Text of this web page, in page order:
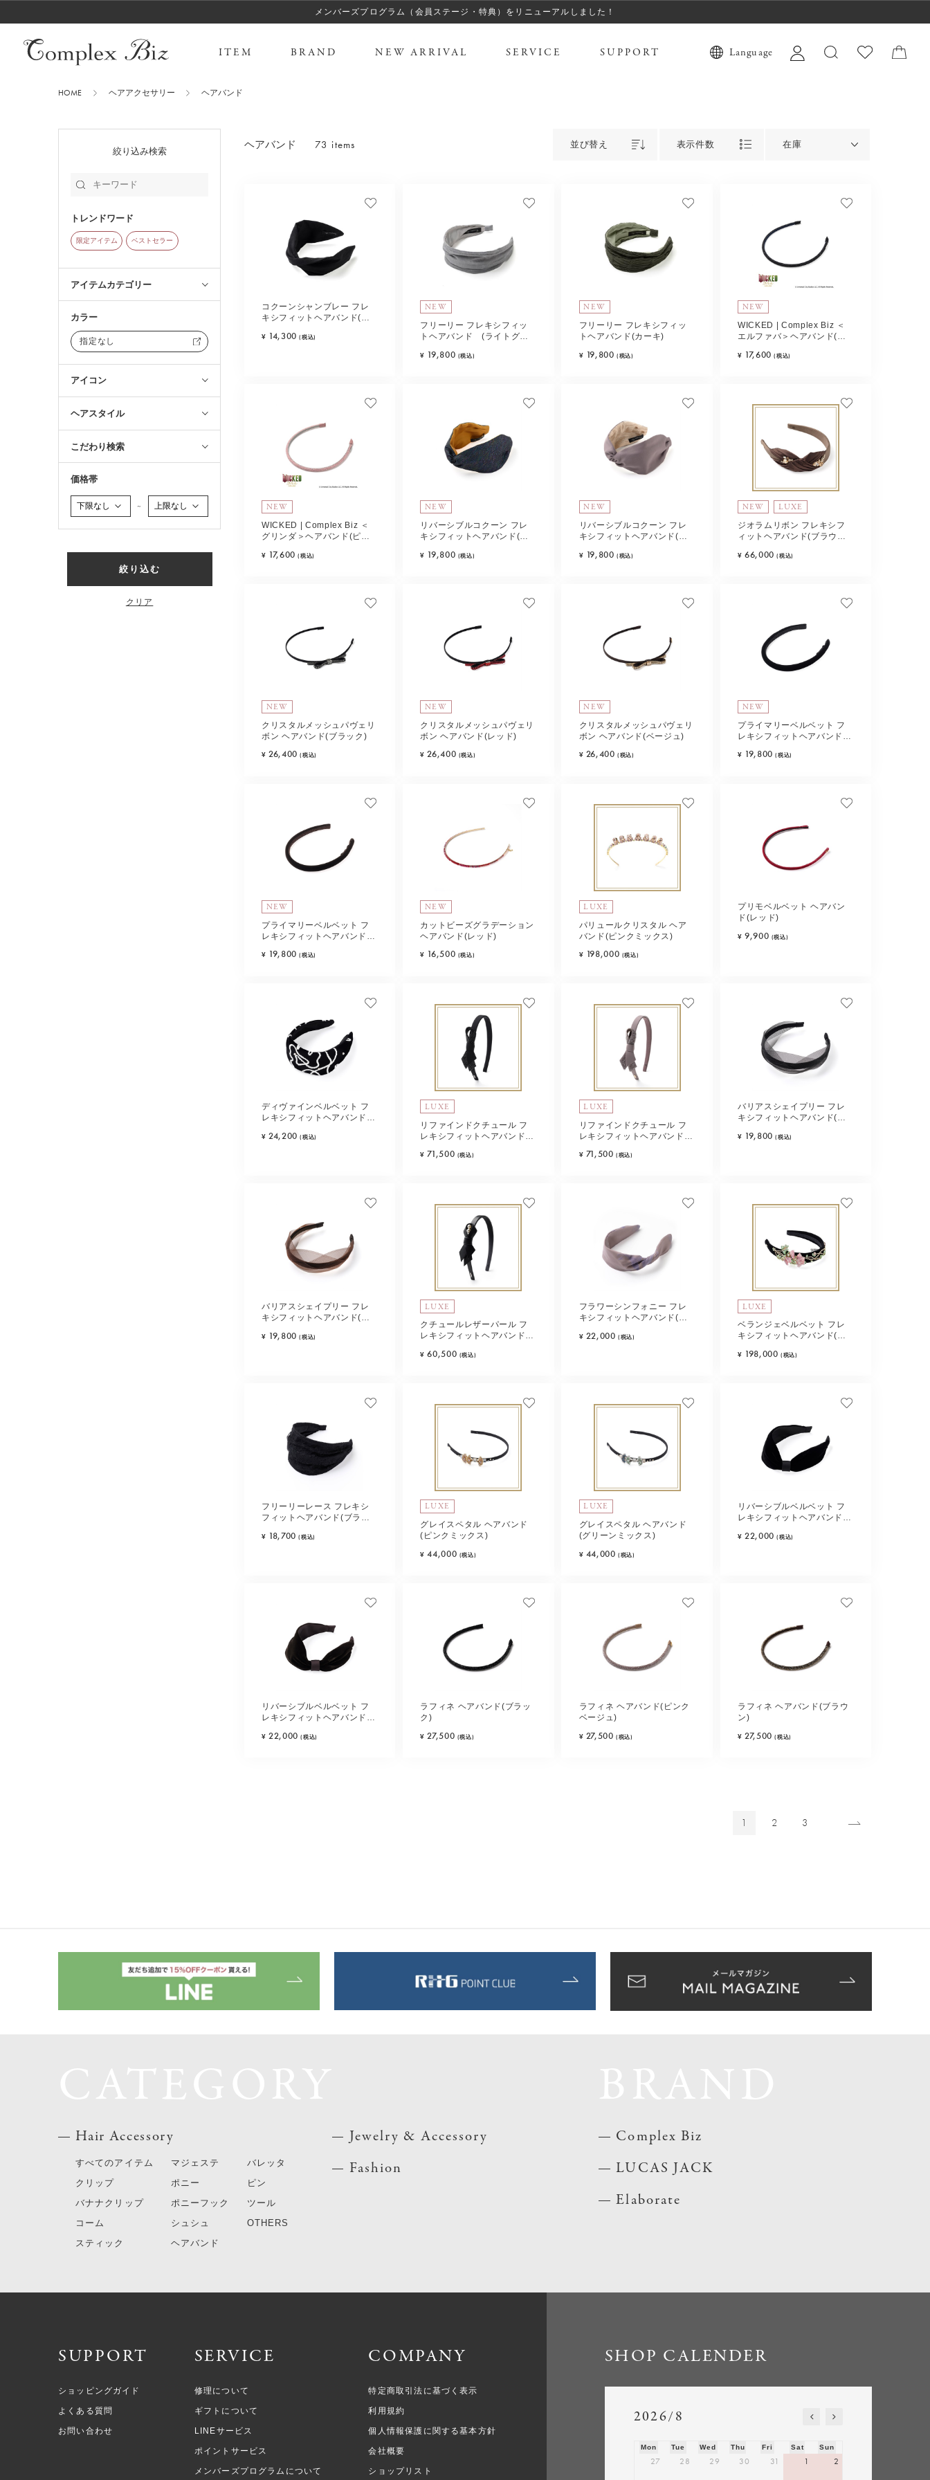
メンバーズプログラム（会員ステージ・特典）をリニューアルしました！
ITEM BRAND NEW ARRIVAL SERVICE SUPPORT Language
HOME ヘアアクセサリー ヘアバンド
絞り込み検索
トレンドワード
限定アイテム ベストセラー
アイテムカテゴリー
カラー
指定なし
アイコン
ヘアスタイル
こだわり検索
価格帯
～
絞り込む
クリア
ヘアバンド 73 items 並び替え 表示件数 在庫
コクーンシャンブレー フレ
キシフィットヘアバンド(ブ
¥ 14,300 (税込)
NEW
フリーリー フレキシフィッ
トヘアバンド (ライトグレ
¥ 19,800 (税込)
NEW
フリーリー フレキシフィッ
トヘアバンド(カーキ)
¥ 19,800 (税込)
NEW
WICKED | Complex Biz ＜
エルファバ＞ヘアバンド(ブ
¥ 17,600 (税込)
NEW
WICKED | Complex Biz ＜
グリンダ＞ヘアバンド(ピン
¥ 17,600 (税込)
NEW
リバーシブルコクーン フレ
キシフィットヘアバンド(ダ
¥ 19,800 (税込)
NEW
リバーシブルコクーン フレ
キシフィットヘアバンド(モ
¥ 19,800 (税込)
NEW LUXE
ジオラムリボン フレキシフ
ィットヘアバンド(ブラウン
¥ 66,000 (税込)
NEW
クリスタルメッシュパヴェリ
ボン ヘアバンド(ブラック)
¥ 26,400 (税込)
NEW
クリスタルメッシュパヴェリ
ボン ヘアバンド(レッド)
¥ 26,400 (税込)
NEW
クリスタルメッシュパヴェリ
ボン ヘアバンド(ベージュ)
¥ 26,400 (税込)
NEW
プライマリーベルベット フ
レキシフィットヘアバンド
¥ 19,800 (税込)
NEW
プライマリーベルベット フ
レキシフィットヘアバンド
¥ 19,800 (税込)
NEW
カットビーズグラデーション
ヘアバンド(レッド)
¥ 16,500 (税込)
LUXE
パリュールクリスタル ヘア
バンド(ピンクミックス)
¥ 198,000 (税込)
プリモベルベット ヘアバン
ド(レッド)
¥ 9,900 (税込)
ディヴァインベルベット フ
レキシフィットヘアバンド
¥ 24,200 (税込)
LUXE
リファインドクチュール フ
レキシフィットヘアバンド
¥ 71,500 (税込)
LUXE
リファインドクチュール フ
レキシフィットヘアバンド
¥ 71,500 (税込)
バリアスシェイプリー フレ
キシフィットヘアバンド(ブ
¥ 19,800 (税込)
バリアスシェイプリー フレ
キシフィットヘアバンド(ブ
¥ 19,800 (税込)
LUXE
クチュールレザーパール フ
レキシフィットヘアバンド
¥ 60,500 (税込)
フラワーシンフォニー フレ
キシフィットヘアバンド(ピ
¥ 22,000 (税込)
LUXE
ベランジェベルベット フレ
キシフィットヘアバンド(マ
¥ 198,000 (税込)
フリーリーレース フレキシ
フィットヘアバンド(ブラッ
¥ 18,700 (税込)
LUXE
グレイスペタル ヘアバンド
(ピンクミックス)
¥ 44,000 (税込)
LUXE
グレイスペタル ヘアバンド
(グリーンミックス)
¥ 44,000 (税込)
リバーシブルベルベット フ
レキシフィットヘアバンド
¥ 22,000 (税込)
リバーシブルベルベット フ
レキシフィットヘアバンド
¥ 22,000 (税込)
ラフィネ ヘアバンド(ブラッ
ク)
¥ 27,500 (税込)
ラフィネ ヘアバンド(ピンク
ベージュ)
¥ 27,500 (税込)
ラフィネ ヘアバンド(ブラウ
ン)
¥ 27,500 (税込)
1 2 3
Hair Accessory
すべてのアイテム
クリップ
バナナクリップ
コーム
スティック
マジェステ
ポニー
ポニーフック
シュシュ
ヘアバンド
バレッタ
ピン
ツール
OTHERS
Jewelry & Accessory
Fashion
Complex Biz
LUCAS JACK
Elaborate
SUPPORT
ショッピングガイド
よくある質問
お問い合わせ
SERVICE
修理について
ギフトについて
LINEサービス
ポイントサービス
メンバーズプログラムについて
COMPANY
特定商取引法に基づく表示
利用規約
個人情報保護に関する基本方針
会社概要
ショップリスト
SHOP CALENDER
2026/8
Mon Tue Wed Thu Fri Sat Sun
27 28 29 30 31 1 2